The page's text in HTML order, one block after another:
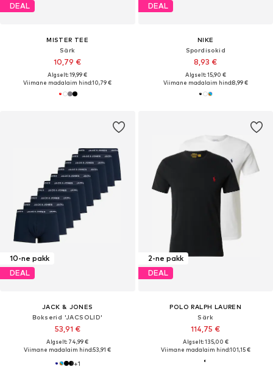
DEAL
MISTER TEE
Särk
10,79 €
Algselt: 19,99 €
Viimane madalaim hind:10,79 €
DEAL
NIKE
Spordisokid
8,93 €
Algselt: 15,90 €
Viimane madalaim hind:8,99 €
10-ne pakk
DEAL
JACK & JONES
Bokserid 'JACSOLID'
53,91 €
Algselt: 74,99 €
Viimane madalaim hind:53,91 €
+1
2-ne pakk
DEAL
POLO RALPH LAUREN
Särk
114,75 €
Algselt: 135,00 €
Viimane madalaim hind:101,15 €